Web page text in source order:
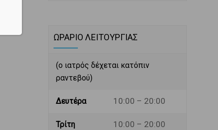
ΩΡΑΡΙΟ ΛΕΙΤΟΥΡΓΙΑΣ
(ο ιατρός δέχεται κατόπιν
ραντεβού)
Δευτέρα 10:00 – 20:00
Τρίτη 10:00 – 20:00